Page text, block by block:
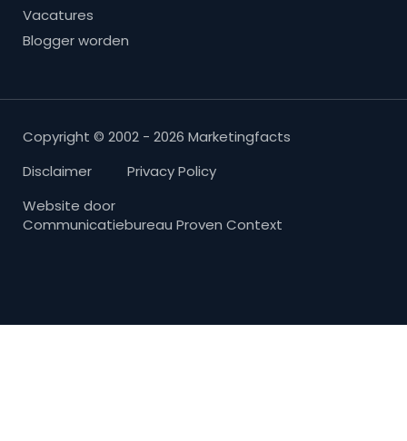
Vacatures
Blogger worden
Copyright © 2002 - 2026 Marketingfacts
Disclaimer
Privacy Policy
Website door
Communicatiebureau Proven Context